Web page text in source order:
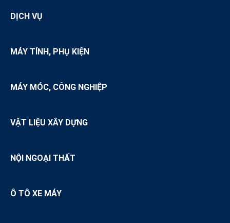
DỊCH VỤ
MÁY TÍNH, PHỤ KIỆN
MÁY MÓC, CÔNG NGHIỆP
VẬT LIỆU XÂY DỰNG
NỘI NGOẠI THẤT
Ô TÔ XE MÁY